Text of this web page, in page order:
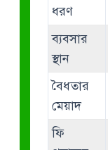
ধরণ
ব্যবসার
স্থান
বৈধতার
মেয়াদ
ফি